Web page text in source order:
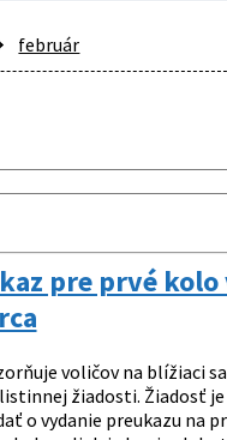
február
pre prvé
voličov na blížiaci
žiadosti. Žiadosť
o vydanie preukazu